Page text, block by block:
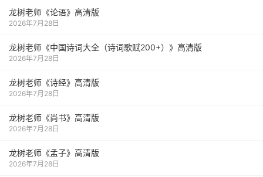
龙树老师《论语》高清版
2026年7月28日
龙树老师《中国诗词大全（诗词歌赋200+）》高清版
2026年7月28日
龙树老师《诗经》高清版
2026年7月28日
龙树老师《尚书》高清版
2026年7月28日
龙树老师《孟子》高清版
2026年7月28日